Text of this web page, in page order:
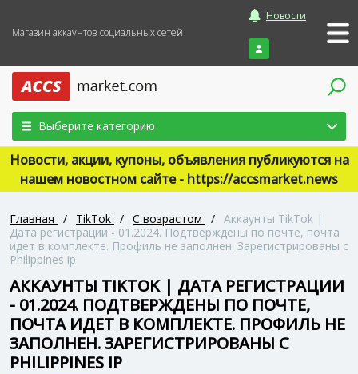
Магазин аккаунтов социальных сетей
Новости
Войти
Выберите категорию
Новости, акции, купоны, объявления публикуются на
нашем новостном сайте - https://accsmarket.news
Главная / TikTok / С возрастом / Аккаунты TikTok |
Дата регистрации - 01.2024. Подтверждены по почте, почта
идет в комплекте. Профиль не заполнен. Зарегистрированы с
Philippines ip
АККАУНТЫ TIKTOK | ДАТА РЕГИСТРАЦИИ
- 01.2024. ПОДТВЕРЖДЕНЫ ПО ПОЧТЕ,
ПОЧТА ИДЕТ В КОМПЛЕКТЕ. ПРОФИЛЬ НЕ
ЗАПОЛНЕН. ЗАРЕГИСТРИРОВАНЫ С
PHILIPPINES IP